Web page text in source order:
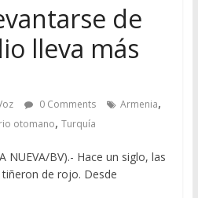
de
lleva más
0 Comments Armenia,
otomano, Turquía
NUEVA/BV).- Hace un siglo, las
de rojo. Desde